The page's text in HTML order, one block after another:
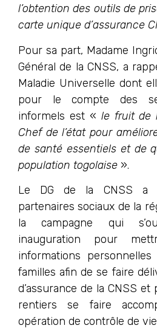
l’obtention des outils de
carte unique d’assurance
Pour sa part, Madame
Général de la CNSS, a
Maladie Universelle dont
pour le compte des
informels est « le fruit de
Chef de l’état pour
de santé essentiels et de
population togolaise ».
Le DG de la CNSS a
partenaires sociaux de la
la campagne qui
inauguration pour
informations
familles afin de se faire
d’assurance de la CNSS
rentiers se faire
opération de contrôle de vie